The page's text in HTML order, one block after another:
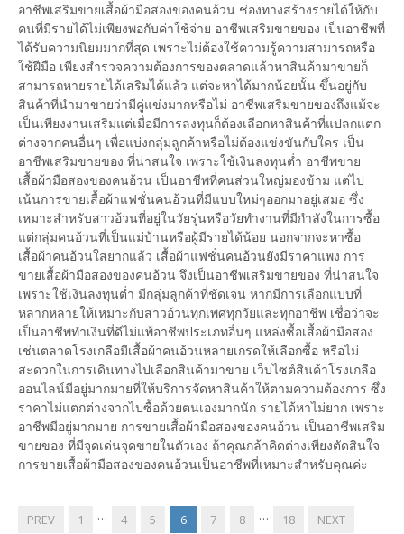
อาชีพเสริมขายเสื้อผ้ามือสองของคนอ้วน ช่องทางสร้างรายได้ให้กับ
คนที่มีรายได้ไม่เพียงพอกับค่าใช้จ่าย อาชีพเสริมขายของ เป็นอาชีพที่
ได้รับความนิยมมากที่สุด เพราะไม่ต้องใช้ความรู้ความสามารถหรือ
ใช้ฝีมือ เพียงสำรวจความต้องการของตลาดแล้วหาสินค้ามาขายก็
สามารถหายรายได้เสริมได้แล้ว แต่จะหาได้มากน้อยนั้น ขึ้นอยู่กับ
สินค้าที่นำมาขายว่ามีคู่แข่งมากหรือไม่ อาชีพเสริมขายของถึงแม้จะ
เป็นเพียงงานเสริมแต่เมื่อมีการลงทุนก็ต้องเลือกหาสินค้าที่แปลกแตก
ต่างจากคนอื่นๆ เพื่อแบ่งกลุ่มลูกค้าหรือไม่ต้องแข่งขันกับใคร เป็น
อาชีพเสริมขายของ ที่น่าสนใจ เพราะใช้เงินลงทุนต่ำ อาชีพขาย
เสื้อผ้ามือสองของคนอ้วน เป็นอาชีพที่คนส่วนใหญ่มองข้าม แต่ไป
เน้นการขายเสื้อผ้าแฟชั่นคนอ้วนที่มีแบบใหม่ๆออกมาอยู่เสมอ ซึ่ง
เหมาะสำหรับสาวอ้วนที่อยู่ในวัยรุ่นหรือวัยทำงานที่มีกำลังในการซื้อ
แต่กลุ่มคนอ้วนที่เป็นแม่บ้านหรือผู้มีรายได้น้อย นอกจากจะหาซื้อ
เสื้อผ้าคนอ้วนใส่ยากแล้ว เสื้อผ้าแฟชั่นคนอ้วนยังมีราคาแพง การ
ขายเสื้อผ้ามือสองของคนอ้วน จึงเป็นอาชีพเสริมขายของ ที่น่าสนใจ
เพราะใช้เงินลงทุนต่ำ มีกลุ่มลูกค้าที่ชัดเจน หากมีการเลือกแบบที่
หลากหลายให้เหมาะกับสาวอ้วนทุกเพศทุกวัยและทุกอาชีพ เชื่อว่าจะ
เป็นอาชีพทำเงินที่ดีไม่แพ้อาชีพประเภทอื่นๆ แหล่งซื้อเสื้อผ้ามือสอง
เช่นตลาดโรงเกลือมีเสื้อผ้าคนอ้วนหลายเกรดให้เลือกซื้อ หรือไม่
สะดวกในการเดินทางไปเลือกสินค้ามาขาย เว็บไซต์สินค้าโรงเกลือ
ออนไลน์มีอยู่มากมายที่ให้บริการจัดหาสินค้าให้ตามความต้องการ ซึ่ง
ราคาไม่แตกต่างจากไปซื้อด้วยตนเองมากนัก รายได้หาไม่ยาก เพราะ
อาชีพมีอยู่มากมาย การขายเสื้อผ้ามือสองของคนอ้วน เป็นอาชีพเสริม
ขายของ ที่มีจุดเด่นจุดขายในตัวเอง ถ้าคุณกล้าคิดต่างเพียงตัดสินใจ
การขายเสื้อผ้ามือสองของคนอ้วนเป็นอาชีพที่เหมาะสำหรับคุณค่ะ
PREV 1 … 4 5 6 7 8 … 18 NEXT